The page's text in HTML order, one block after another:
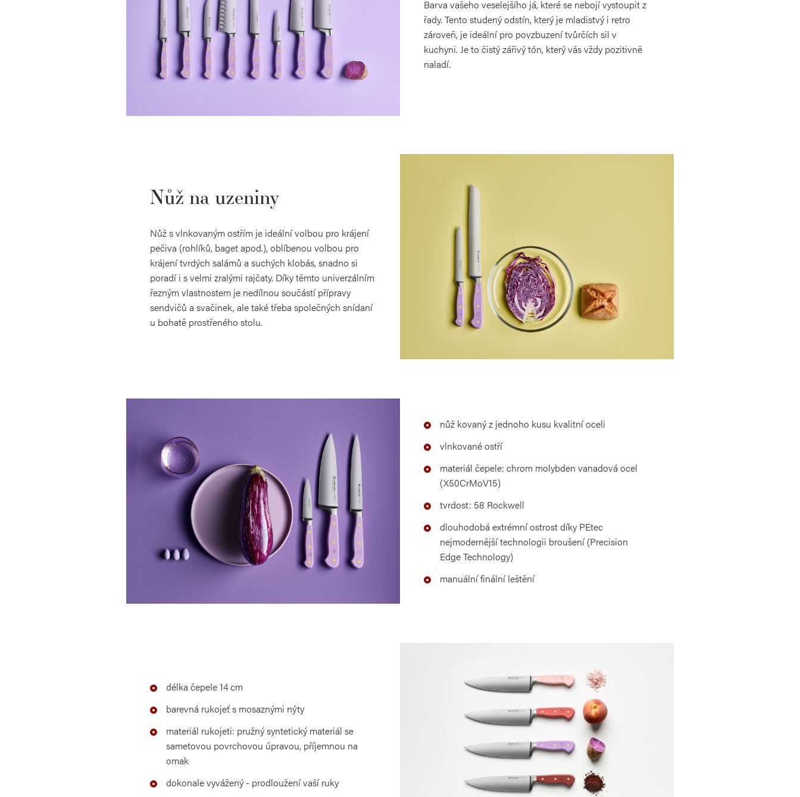
Barva vašeho veselejšího já, které se nebojí vystoupit z
řady. Tento studený odstín, který je mladistvý i retro
zároveň, je ideální pro povzbuzení tvůrčích sil v
kuchyni. Je to čistý zářivý tón, který vás vždy pozitivně
naladí.
Nůž na uzeniny
Nůž s vlnkovaným ostřím je ideální volbou pro krájení
pečiva (rohlíků, baget apod.), oblíbenou volbou pro
krájení tvrdých salámů a suchých klobás, snadno si
poradí i s velmi zralými rajčaty. Díky těmto univerzálním
řezným vlastnostem je nedílnou součástí přípravy
sendvičů a svačinek, ale také třeba společných snídaní
u bohatě prostřeného stolu.
nůž kovaný z jednoho kusu kvalitní oceli
vlnkované ostří
materiál čepele: chrom molybden vanadová ocel
(X50CrMoV15)
tvrdost: 58 Rockwell
dlouhodobá extrémní ostrost díky PEtec
nejmodernější technologii broušení (Precision
Edge Technology)
manuální finální leštění
délka čepele 14 cm
barevná rukojeť s mosaznými nýty
materiál rukojeti: pružný syntetický materiál se
sametovou povrchovou úpravou, příjemnou na
omak
dokonale vyvážený - prodloužení vaší ruky